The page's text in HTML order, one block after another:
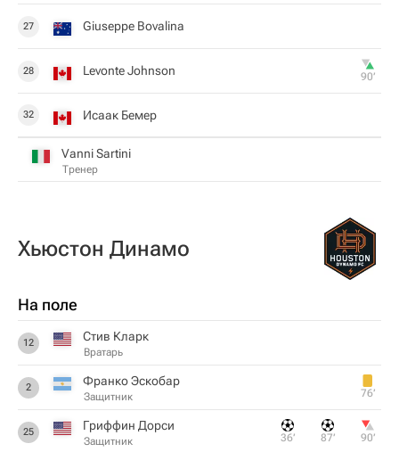
27 Giuseppe Bovalina
28 Levonte Johnson 90‎’‎
32 Исаак Бемер
Vanni Sartini
Тренер
Хьюстон Динамо
На поле
12 Стив Кларк
Вратарь
2 Франко Эскобар
Защитник 76‎’‎
25 Гриффин Дорси
Защитник 36‎’‎ 87‎’‎ 90‎’‎